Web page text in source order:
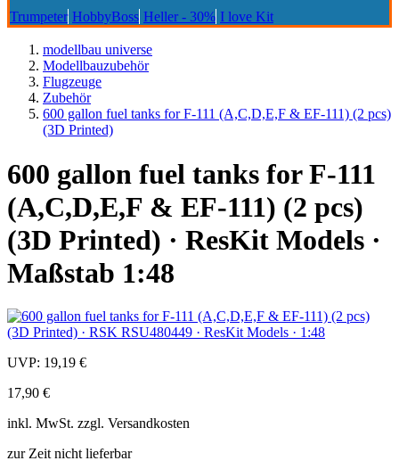
Trumpeter HobbyBoss Heller - 30% I love Kit
modellbau universe
Modellbauzubehör
Flugzeuge
Zubehör
600 gallon fuel tanks for F-111 (A,C,D,E,F & EF-111) (2 pcs)
(3D Printed)
600 gallon fuel tanks for F-111
(A,C,D,E,F & EF-111) (2 pcs)
(3D Printed) · ResKit Models ·
Maßstab 1:48
UVP: 19,19 €
17,90 €
inkl. MwSt. zzgl. Versandkosten
zur Zeit nicht lieferbar